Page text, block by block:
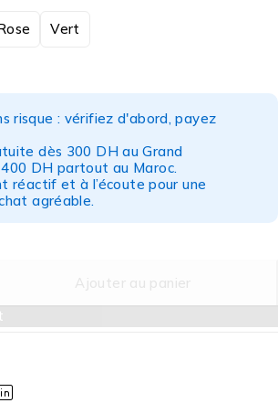
Vert
risque : vérifiez d'abord, payez
dès 300 DH au Grand
DH partout au Maroc.
réactif et à l’écoute pour une
agréable.
Ajouter au panier